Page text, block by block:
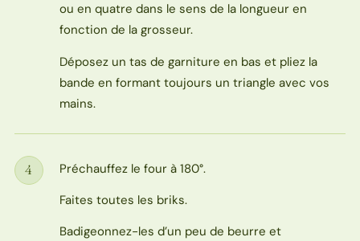
ou en quatre dans le sens de la longueur en
fonction de la grosseur.
Déposez un tas de garniture en bas et pliez la
bande en formant toujours un triangle avec vos
mains.
Étape
4
Préchauffez le four à 180°.
Faites toutes les briks.
Badigeonnez-les d’un peu de beurre et